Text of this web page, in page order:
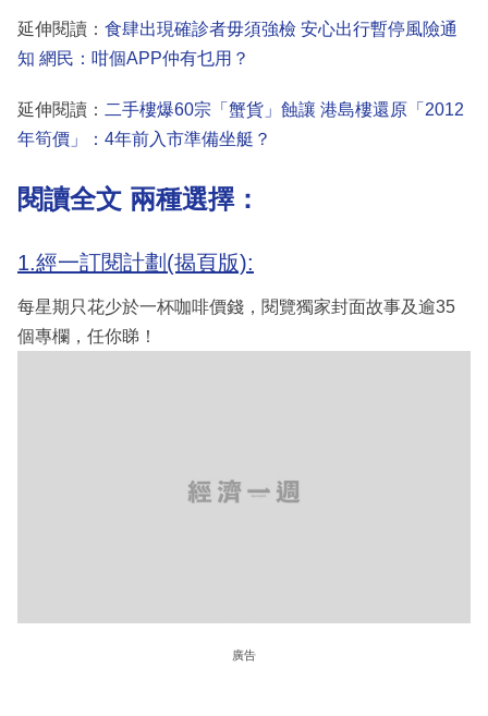
延伸閱讀： 食肆出現確診者毋須強檢 安心出行暫停風險通
知 網民：咁個APP仲有乜用？
延伸閱讀： 二手樓爆60宗「蟹貨」蝕讓 港島樓還原「2012
年筍價」：4年前入市準備坐艇？
閱讀全文 兩種選擇：
1.經一訂閱計劃(揭頁版):
每星期只花少於一杯咖啡價錢，閱覽獨家封面故事及逾35
個專欄，任你睇！
廣告